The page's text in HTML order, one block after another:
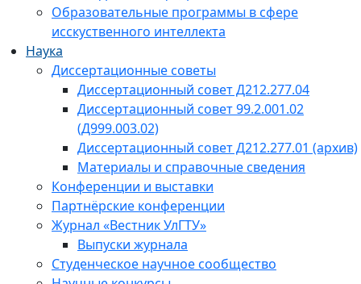
Образовательные программы в сфере
исскуственного интеллекта
Наука
Диссертационные советы
Диссертационный совет Д212.277.04
Диссертационный совет 99.2.001.02
(Д999.003.02)
Диссертационный совет Д212.277.01 (архив)
Материалы и справочные сведения
Конференции и выставки
Партнёрские конференции
Журнал «Вестник УлГТУ»
Выпуски журнала
Студенческое научное сообщество